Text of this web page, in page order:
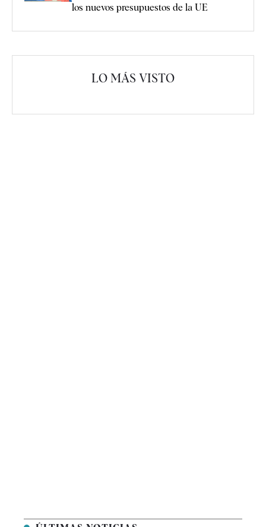
los nuevos presupuestos de la UE
LO MÁS VISTO